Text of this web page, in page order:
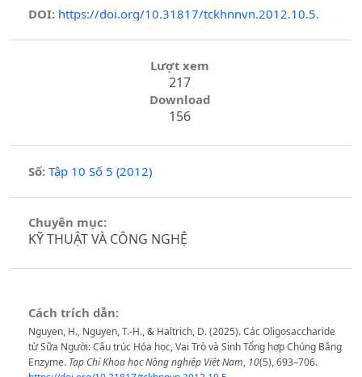
DOI: https://doi.org/10.31817/tckhnnvn.2012.10.5.
Lượt xem
217
Download
156
Số: Tập 10 Số 5 (2012)
Chuyên mục:
KỸ THUẬT VÀ CÔNG NGHỆ
Cách trích dẫn:
Nguyen, H., Nguyen, T.-H., & Haltrich, D. (2025). Các Oligosaccharide
từ Sữa Người: Cấu trúc Hóa học, Vai Trò và Sinh Tổng hợp Chúng Bằng
Enzyme. Tạp Chí Khoa học Nông nghiệp Việt Nam, 10(5), 693–706.